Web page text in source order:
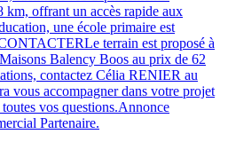
km, offrant un accès rapide aux
une école primaire est
terrain est proposé à
Balency Boos au prix de 62
contactez Célia RENIER au
vous accompagner dans votre projet
vos questions.Annonce
Partenaire.